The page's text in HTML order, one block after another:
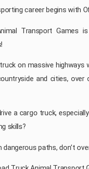
career begins with
Transport Games
on massive
and cities,
a cargo truck,
skills?
dangerous paths, don’t